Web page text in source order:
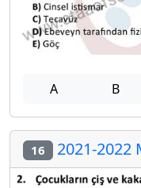
A B
16 2021-2022